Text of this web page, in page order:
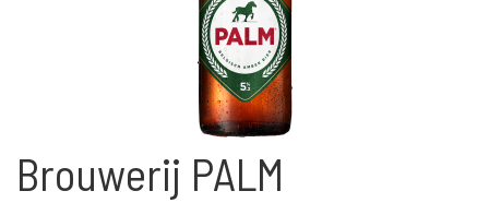
Brouwerij PALM